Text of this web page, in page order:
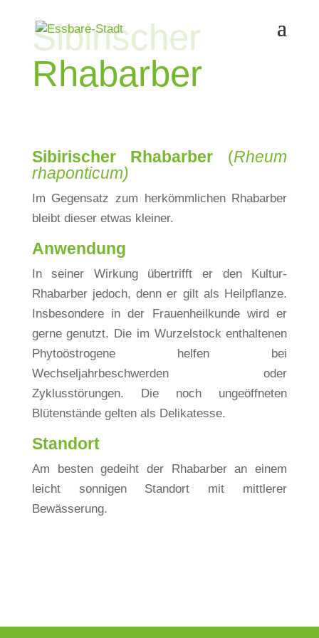
Sibirischer
Rhabarber
Sibirischer Rhabarber (Rheum
rhaponticum)
Im Gegensatz zum herkömmlichen Rhabarber
bleibt dieser etwas kleiner.
Anwendung
In seiner Wirkung übertrifft er den Kultur-
Rhabarber jedoch, denn er gilt als Heilpflanze.
Insbesondere in der Frauenheilkunde wird er
gerne genutzt. Die im Wurzelstock enthaltenen
Phytoöstrogene helfen bei
Wechseljahrbeschwerden oder
Zyklusstörungen. Die noch ungeöffneten
Blütenstände gelten als Delikatesse.
Standort
Am besten gedeiht der Rhabarber an einem
leicht sonnigen Standort mit mittlerer
Bewässerung.